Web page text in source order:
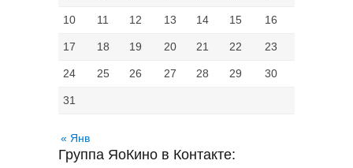
10 11 12 13 14 15 16
17 18 19 20 21 22 23
24 25 26 27 28 29 30
31
« Янв
Группа ЯоКино в Контакте: